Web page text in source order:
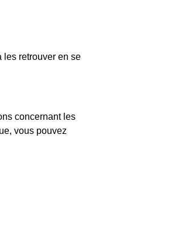
les retrouver en se
concernant les
vous pouvez